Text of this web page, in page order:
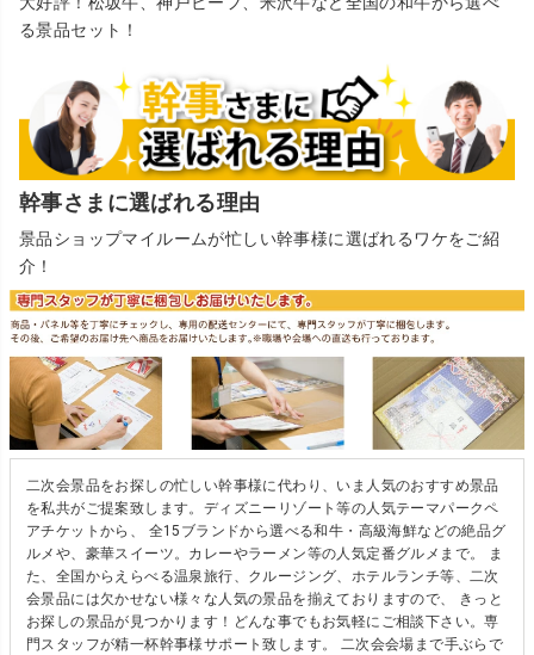
る景品セット！
幹事さまに選ばれる理由
景品ショップマイルームが忙しい幹事様に選ばれるワケをご紹
介！
二次会景品をお探しの忙しい幹事様に代わり、いま人気のおすすめ景品
を私共がご提案致します。ディズニーリゾート等の人気テーマパークペ
アチケットから、 全15ブランドから選べる和牛・高級海鮮などの絶品グ
ルメや、豪華スイーツ。カレーやラーメン等の人気定番グルメまで。 ま
た、全国からえらべる温泉旅行、クルージング、ホテルランチ等、二次
会景品には欠かせない様々な人気の景品を揃えておりますので、 きっと
お探しの景品が見つかります！どんな事でもお気軽にご相談下さい。専
門スタッフが精一杯幹事様サポート致します。 二次会会場まで手ぶらで